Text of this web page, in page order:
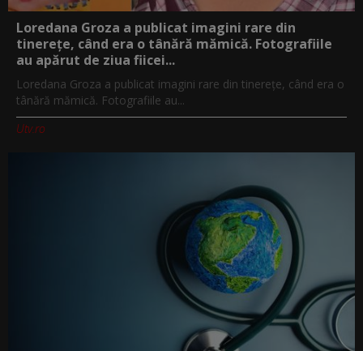
Loredana Groza a publicat imagini rare din
tinerețe, când era o tânără mămică. Fotografiile
au apărut de ziua fiicei...
Loredana Groza a publicat imagini rare din tinerețe, când era o
tânără mămică. Fotografiile au...
Utv.ro